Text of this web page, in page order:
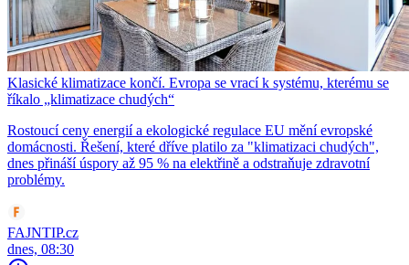
Klasické klimatizace končí. Evropa se vrací k systému, kterému se
říkalo „klimatizace chudých“
Rostoucí ceny energií a ekologické regulace EU mění evropské
domácnosti. Řešení, které dříve platilo za "klimatizaci chudých",
dnes přináší úspory až 95 % na elektřině a odstraňuje zdravotní
problémy.
FAJNTIP.cz
dnes, 08:30